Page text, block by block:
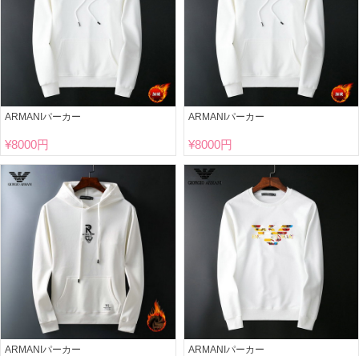
ARMANIパーカー
¥8000円
ARMANIパーカー
¥8000円
ARMANIパーカー ARMANIパーカー